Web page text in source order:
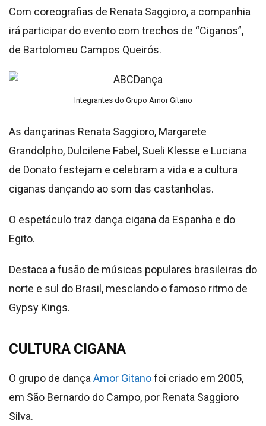
Com coreografias de Renata Saggioro, a companhia
irá participar do evento com trechos de “Ciganos”,
de Bartolomeu Campos Queirós.
Integrantes do Grupo Amor Gitano
As dançarinas Renata Saggioro, Margarete
Grandolpho, Dulcilene Fabel, Sueli Klesse e Luciana
de Donato festejam e celebram a vida e a cultura
ciganas dançando ao som das castanholas.
O espetáculo traz dança cigana da Espanha e do
Egito.
Destaca a fusão de músicas populares brasileiras do
norte e sul do Brasil, mesclando o famoso ritmo de
Gypsy Kings.
CULTURA CIGANA
O grupo de dança Amor Gitanofoi criado em 2005,
em São Bernardo do Campo, por Renata Saggioro
Silva.